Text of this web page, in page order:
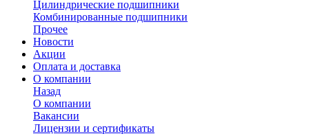
Цилиндрические подшипники
Комбинированные подшипники
Прочее
Новости
Акции
Оплата и доставка
О компании
Назад
О компании
Вакансии
Лицензии и сертификаты